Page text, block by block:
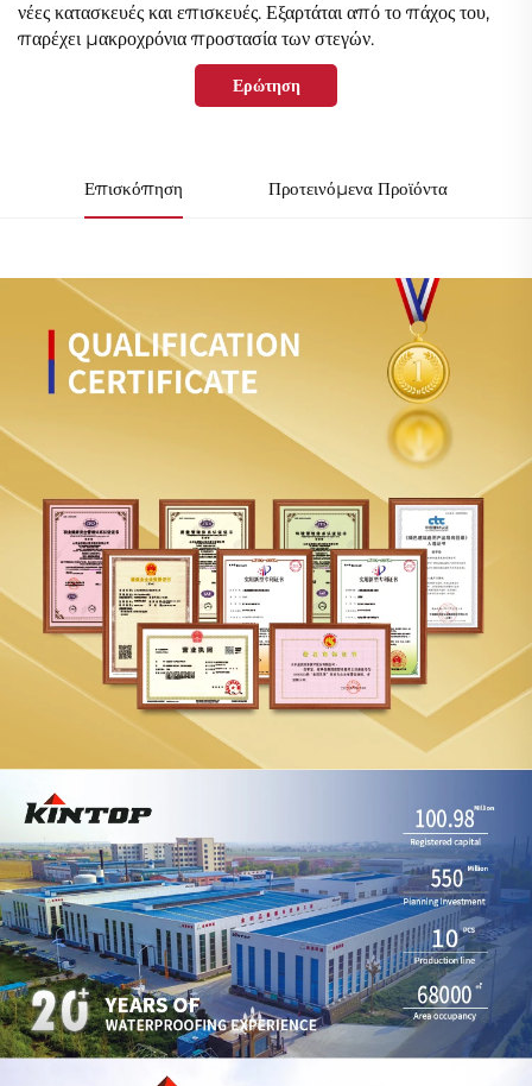
νέες κατασκευές και επισκευές. Εξαρτάται από το πάχος του,
παρέχει μακροχρόνια προστασία των στεγών.
Ερώτηση
Επισκόπηση Προτεινόμενα Προϊόντα